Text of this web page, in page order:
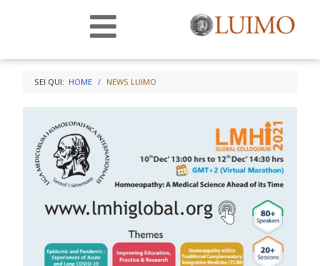
SEI QUI: HOME NEWS LUIMO